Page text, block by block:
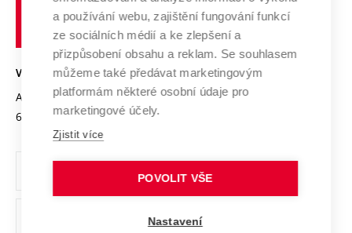
Transfer znalostí
Open Science
Projekty
Projekty ze strukturálních fondů
Specifický výzkum
Služby univerzity
Mezinárodní dohody
Univerzitní sítě
Podnikavá univerzita / ContriBUTe
Bezpečná univerzita
Vyznamenání
Organizační struktura
Ochrana osobních údajů
učení
technické
VYSOKÉ UČENÍ TECHNICKÉ V BRNĚ
Antonínská 548/1
602 00 Brno
www.vut.cz
vut@vutbr.cz
a používání webu, zajištění fungování funkcí
ze sociálních médií a ke zlepšení a
přizpůsobení obsahu a reklam. Se souhlasem
můžeme také předávat marketingovým
platformám některé osobní údaje pro
marketingové účely.
Zjistit více
POVOLIT VŠE
Nastavení